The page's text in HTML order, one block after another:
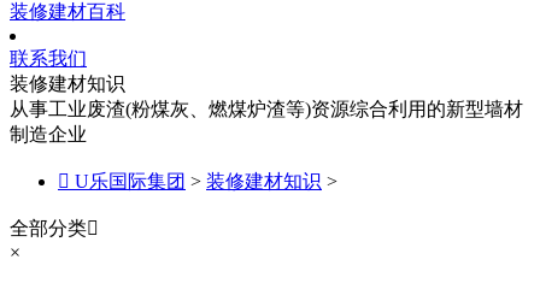
装修建材百科
联系我们
装修建材知识
从事工业废渣(粉煤灰、燃煤炉渣等)资源综合利用的新型墙材
制造企业
 U乐国际集团 > 装修建材知识 >
全部分类
×